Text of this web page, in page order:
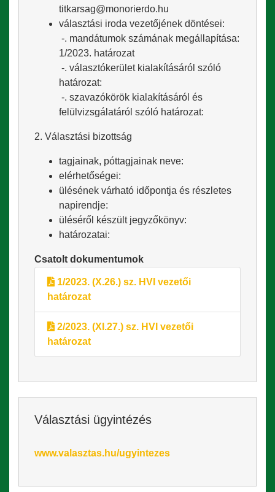
titkarsag@monorierdo.hu
választási iroda vezetőjének döntései:
-. mandátumok számának megállapítása:
1/2023. határozat
-. választókerület kialakításáról szóló
határozat:
-. szavazókörök kialakításáról és
felülvizsgálatáról szóló határozat:
2. Választási bizottság
tagjainak, póttagjainak neve:
elérhetőségei:
ülésének várható időpontja és részletes
napirendje:
üléséről készült jegyzőkönyv:
határozatai:
Csatolt dokumentumok
1/2023. (X.26.) sz. HVI vezetői
határozat
2/2023. (XI.27.) sz. HVI vezetői
határozat
Választási ügyintézés
www.valasztas.hu/ugyintezes